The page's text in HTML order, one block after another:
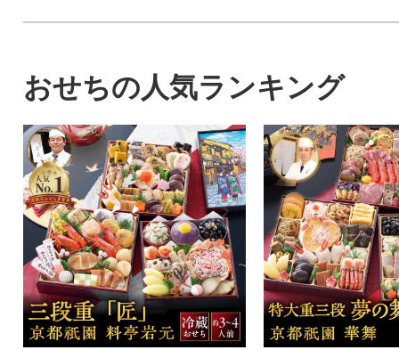
おせちの人気ランキング